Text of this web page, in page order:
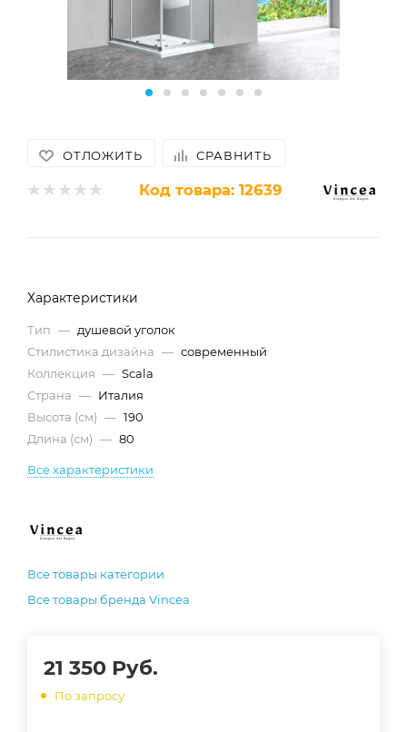
ОТЛОЖИТЬ СРАВНИТЬ
Код товара: 12639
Характеристики
Тип — душевой уголок
Стилистика дизайна — современный
Коллекция — Scala
Страна — Италия
Высота (см) — 190
Длина (см) — 80
Все характеристики
Все товары категории
Все товары бренда Vincea
21 350 Руб.
По запросу